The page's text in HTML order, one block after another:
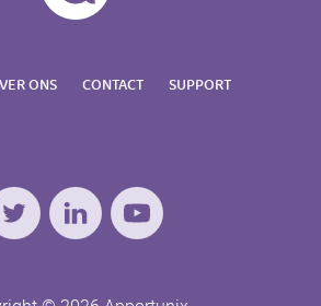
ONS CONTACT SUPPORT
Twitter LinkedIn YouTube